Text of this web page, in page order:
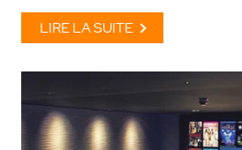
LIRE LA SUITE